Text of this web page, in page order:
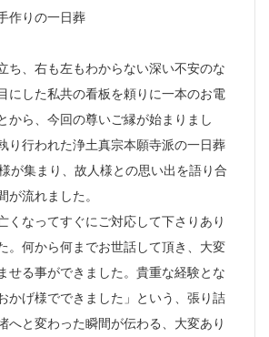
作りの一日葬
ち、右も左もわからない深い不安のな
にした私共の看板を頼りに一本のお電
から、今回の尊いご縁が始まりまし
り行われた浄土真宗本願寺派の一日葬
が集まり、故人様との思い出を語り合
が流れました。
くなってすぐにご対応して下さりあり
。何から何までお世話して頂き、大変
せる事ができました。貴重な経験とな
かげ様でできました」という、張り詰
へと変わった瞬間が伝わる、大変あり